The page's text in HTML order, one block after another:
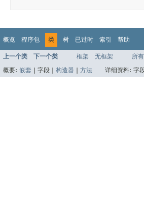
概览 程序包 类 树 已过时 索引 帮助
上一个类 下一个类 框架 无框架
所
概要: 嵌套 字段 | 构造器 方法 详细资料: 字